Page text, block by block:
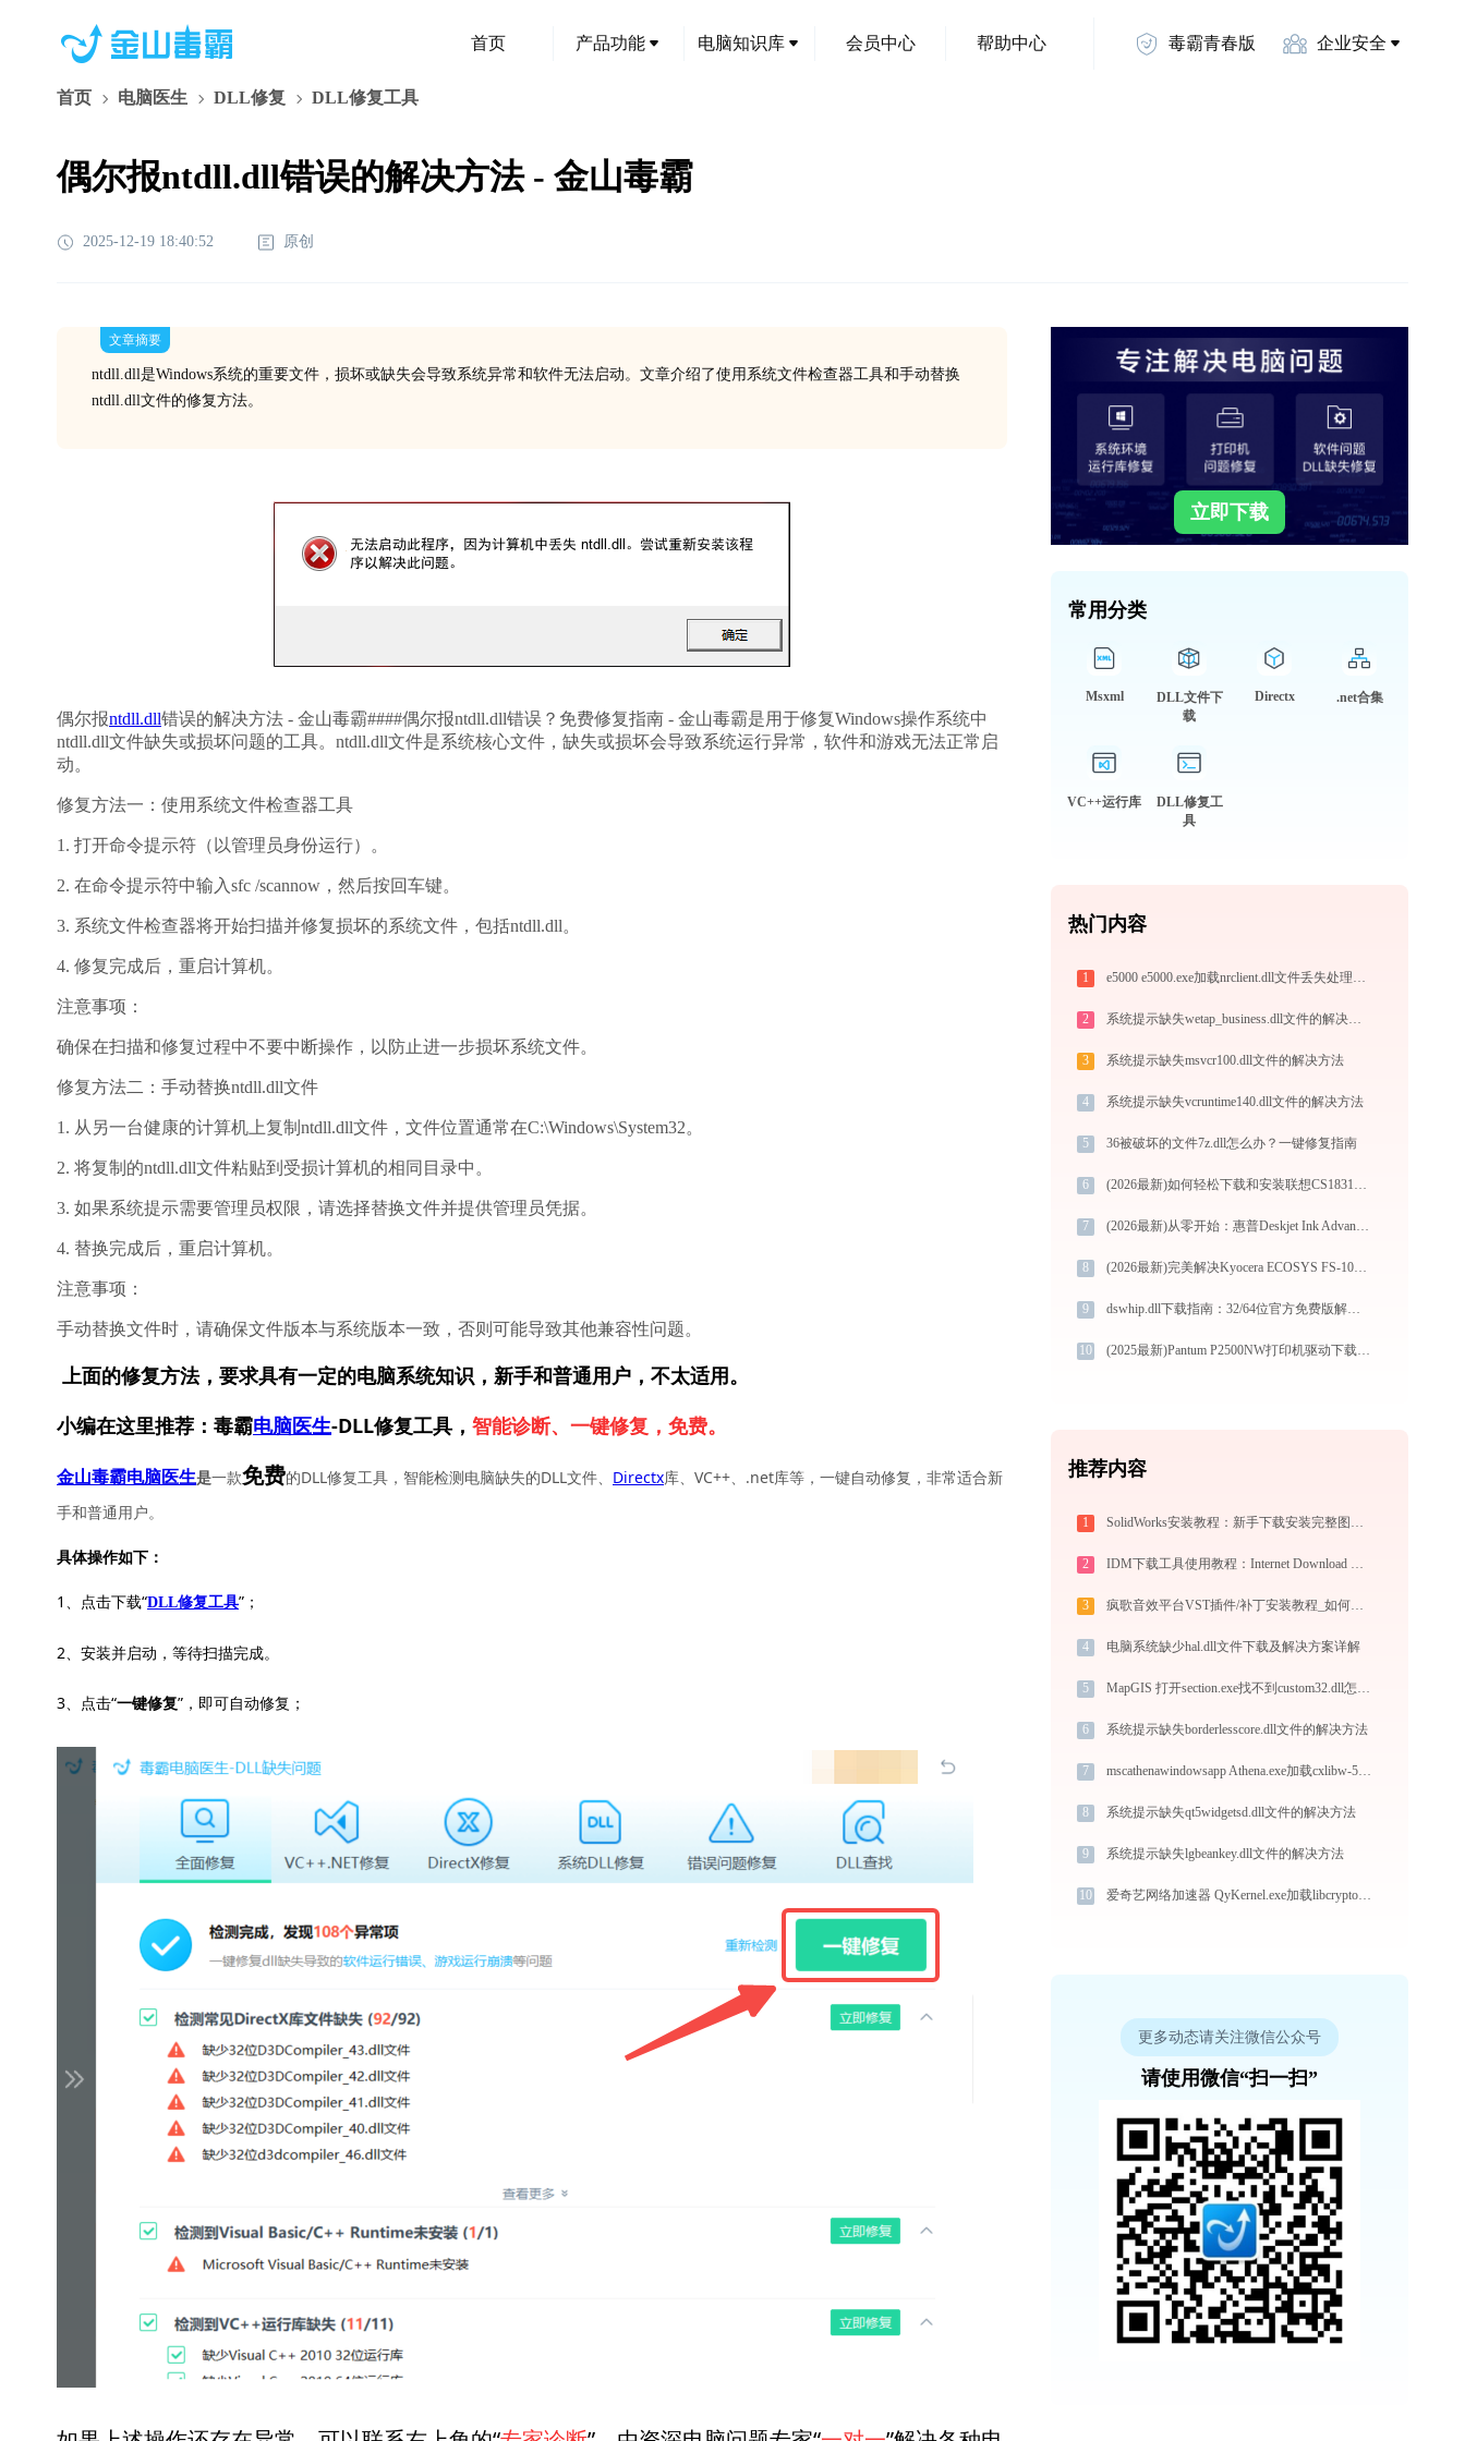
首页 产品功能 电脑知识库 会员中心 帮助中心 毒霸青春版 企业安全
首页 电脑医生 DLL修复 DLL修复工具
偶尔报ntdll.dll错误的解决方法 - 金山毒霸
2025-12-19 18:40:52 原创
文章摘要
ntdll.dll是Windows系统的重要文件，损坏或缺失会导致系统异常和软件无法启动。文章介绍了使用系统文件检查器工具和手动替换
ntdll.dll文件的修复方法。
偶尔报ntdll.dll错误的解决方法 - 金山毒霸####偶尔报ntdll.dll错误？免费修复指南 - 金山毒霸是用于修复Windows操作系统中
ntdll.dll文件缺失或损坏问题的工具。ntdll.dll文件是系统核心文件，缺失或损坏会导致系统运行异常，软件和游戏无法正常启
动。
修复方法一：使用系统文件检查器工具
1. 打开命令提示符（以管理员身份运行）。
2. 在命令提示符中输入sfc /scannow ，然后按回车键。
3. 系统文件检查器将开始扫描并修复损坏的系统文件，包括ntdll.dll。
4. 修复完成后，重启计算机。
注意事项：
确保在扫描和修复过程中不要中断操作，以防止进一步损坏系统文件。
修复方法二：手动替换ntdll.dll文件
1. 从另一台健康的计算机上复制ntdll.dll文件，文件位置通常在C:\Windows\System32。
2. 将复制的ntdll.dll文件粘贴到受损计算机的相同目录中。
3. 如果系统提示需要管理员权限，请选择替换文件并提供管理员凭据。
4. 替换完成后，重启计算机。
注意事项：
手动替换文件时，请确保文件版本与系统版本一致，否则可能导致其他兼容性问题。
上面的修复方法，要求具有一定的电脑系统知识，新手和普通用户，不太适用。
小编在这里推荐：毒霸电脑医生-DLL修复工具， 智能诊断、一键修复，免费。
金山毒霸电脑医生是一款免费的DLL修复工具，智能检测电脑缺失的DLL文件、 Directx库、VC++、.net库等，一键自动修复，非常适合新
手和普通用户。
具体操作如下：
1、点击下载“DLL修复工具”；
2、安装并启动，等待扫描完成。
3、点击“一键修复”，即可自动修复；
立即下载
常用分类
Msxml
DLL文件下
载
Directx .net合集
VC++运行库
DLL修复工
具
热门内容
1 e5000 e5000.exe加载nrclient.dll文件丢失处理办法
2 系统提示缺失wetap_business.dll文件的解决方法
3 系统提示缺失msvcr100.dll文件的解决方法
4 系统提示缺失vcruntime140.dll文件的解决方法
5 36被破坏的文件7z.dll怎么办？一键修复指南
6 (2026最新)如何轻松下载和安装联想CS1831W打印机驱动？跟着这篇指南走
7 (2026最新)从零开始：惠普Deskjet Ink Advantage 4518 eAIO打印机驱动的下载及安装流程
8 (2026最新)完美解决Kyocera ECOSYS FS-1040打印机驱动安装困扰，全面下载安装教程
9 dswhip.dll下载指南：32/64位官方免费版解决DLL缺失问题
10 (2025最新)Pantum P2500NW打印机驱动下载与安装指南 | 兼容性及常见问题解答
推荐内容
1 SolidWorks安装教程：新手下载安装完整图文指南
2 IDM下载工具使用教程：Internet Download Manager高速下载与视频抓取完全指南
3 疯歌音效平台VST插件/补丁安装教程_如何加载插件效果包
4 电脑系统缺少hal.dll文件下载及解决方案详解
5 MapGIS 打开section.exe找不到custom32.dll怎么办
6 系统提示缺失borderlesscore.dll文件的解决方法
7 mscathenawindowsapp Athena.exe加载cxlibw-5-0.dll文件丢失处理办法
8 系统提示缺失qt5widgetsd.dll文件的解决方法
9 系统提示缺失lgbeankey.dll文件的解决方法
10 爱奇艺网络加速器 QyKernel.exe加载libcrypto-1_1.dll文件丢失处理办法
更多动态请关注微信公众号
请使用微信“扫一扫”